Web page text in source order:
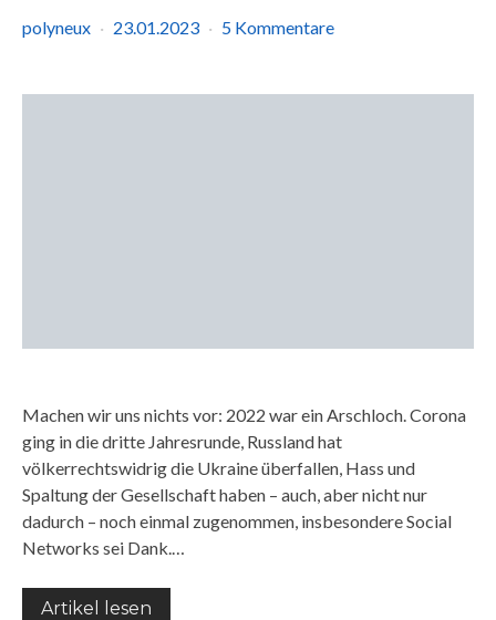
polyneux 23.01.2023 5 Kommentare
Machen wir uns nichts vor: 2022 war ein Arschloch. Corona
ging in die dritte Jahresrunde, Russland hat
völkerrechtswidrig die Ukraine überfallen, Hass und
Spaltung der Gesellschaft haben – auch, aber nicht nur
dadurch – noch einmal zugenommen, insbesondere Social
Networks sei Dank.…
Artikel lesen